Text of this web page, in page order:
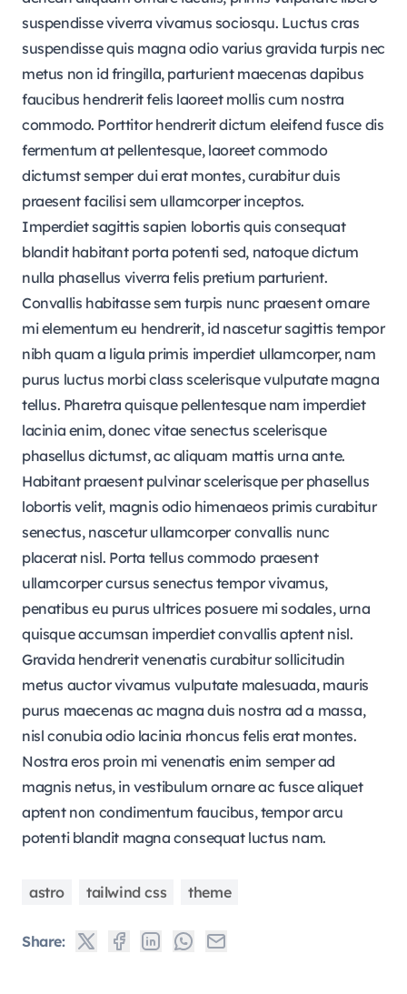
suspendisse viverra vivamus sociosqu. Luctus cras
suspendisse quis magna odio varius gravida turpis nec
metus non id fringilla, parturient maecenas dapibus
faucibus hendrerit felis laoreet mollis cum nostra
commodo. Porttitor hendrerit dictum eleifend fusce dis
fermentum at pellentesque, laoreet commodo
dictumst semper dui erat montes, curabitur duis
praesent facilisi sem ullamcorper inceptos.
Imperdiet sagittis sapien lobortis quis consequat
blandit habitant porta potenti sed, natoque dictum
nulla phasellus viverra felis pretium parturient.
Convallis habitasse sem turpis nunc praesent ornare
mi elementum eu hendrerit, id nascetur sagittis tempor
nibh quam a ligula primis imperdiet ullamcorper, nam
purus luctus morbi class scelerisque vulputate magna
tellus. Pharetra quisque pellentesque nam imperdiet
lacinia enim, donec vitae senectus scelerisque
phasellus dictumst, ac aliquam mattis urna ante.
Habitant praesent pulvinar scelerisque per phasellus
lobortis velit, magnis odio himenaeos primis curabitur
senectus, nascetur ullamcorper convallis nunc
placerat nisl. Porta tellus commodo praesent
ullamcorper cursus senectus tempor vivamus,
penatibus eu purus ultrices posuere mi sodales, urna
quisque accumsan imperdiet convallis aptent nisl.
Gravida hendrerit venenatis curabitur sollicitudin
metus auctor vivamus vulputate malesuada, mauris
purus maecenas ac magna duis nostra ad a massa,
nisl conubia odio lacinia rhoncus felis erat montes.
Nostra eros proin mi venenatis enim semper ad
magnis netus, in vestibulum ornare ac fusce aliquet
aptent non condimentum faucibus, tempor arcu
potenti blandit magna consequat luctus nam.
astro tailwind css theme
Share: